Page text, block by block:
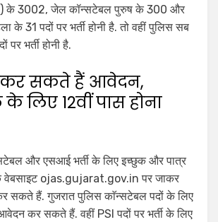
के 3002, जेल कॉन्सटेबल पुरुष के 300 और
के 31 पदों पर भर्ती होनी है. तो वहीं पुलिस सब
भर्ती होनी है.
सकते हैं आवेदन,
लिए 12वीं पास होना
और एसआई भर्ती के लिए इच्छुक और पात्र
वेबसाइट ojas.gujarat.gov.in पर जाकर
सकते हैं. गुजरात पुलिस काॅन्सटेबल पदों के लिए
कर सकते हैं. वहीं PSI पदों पर भर्ती के लिए